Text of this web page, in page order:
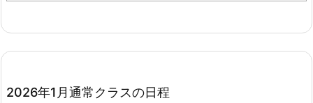
2026年1月通常クラスの日程